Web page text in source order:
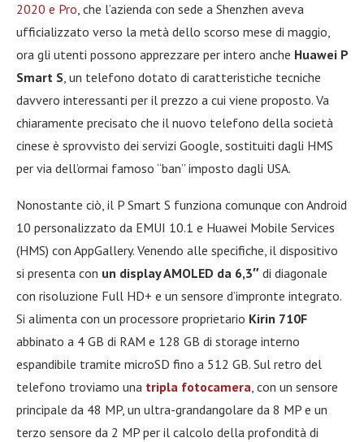
2020 e Pro, che l’azienda con sede a Shenzhen aveva
ufficializzato verso la metà dello scorso mese di maggio,
ora gli utenti possono apprezzare per intero anche Huawei P
Smart S, un telefono dotato di caratteristiche tecniche
davvero interessanti per il prezzo a cui viene proposto. Va
chiaramente precisato che il nuovo telefono della società
cinese è sprovvisto dei servizi Google, sostituiti dagli HMS
per via dell’ormai famoso “ban” imposto dagli USA.
Nonostante ciò, il P Smart S funziona comunque con Android
10 personalizzato da EMUI 10.1 e Huawei Mobile Services
(HMS) con AppGallery. Venendo alle specifiche, il dispositivo
si presenta con un display AMOLED da 6,3″ di diagonale
con risoluzione Full HD+ e un sensore d’impronte integrato.
Si alimenta con un processore proprietario Kirin 710F
abbinato a 4 GB di RAM e 128 GB di storage interno
espandibile tramite microSD fino a 512 GB. Sul retro del
telefono troviamo una tripla fotocamera, con un sensore
principale da 48 MP, un ultra-grandangolare da 8 MP e un
terzo sensore da 2 MP per il calcolo della profondità di